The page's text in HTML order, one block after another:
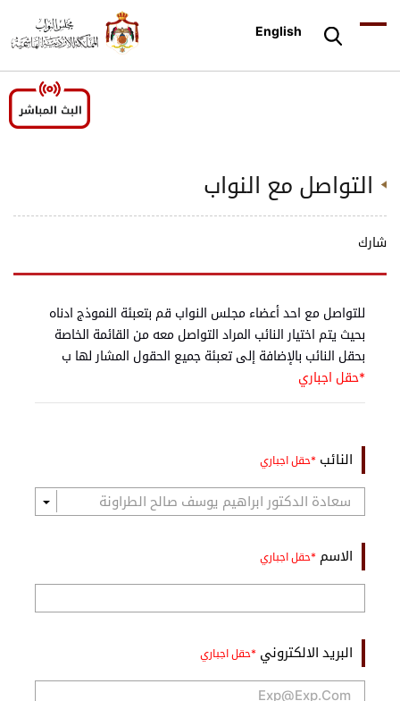
English
التواصل مع النواب
شارك
للتواصل مع احد أعضاء مجلس النواب قم بتعبئة النموذج ادناه
بحيث يتم اختيار النائب المراد التواصل معه من القائمة الخاصة
بحقل النائب بالإضافة إلى تعبئة جميع الحقول المشار لها ب
*حقل اجباري
النائب
الاسم
البريد الالكتروني